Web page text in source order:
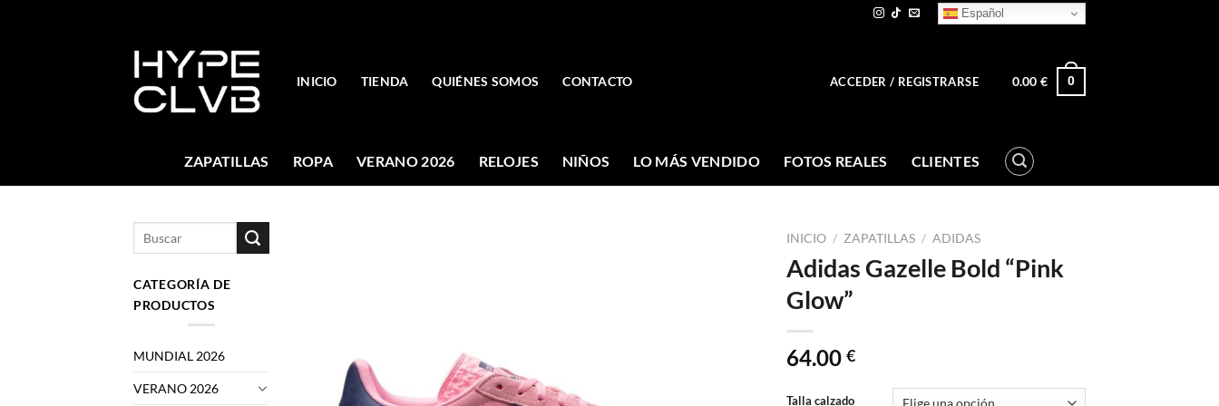
Español
INICIO TIENDA QUIÉNES SOMOS CONTACTO ACCEDER / REGISTRARSE 0.00€ 0
ZAPATILLAS ROPA VERANO 2026 RELOJES NIÑOS LO MÁS VENDIDO FOTOS REALES CLIENTES
CATEGORÍA DE
PRODUCTOS
MUNDIAL 2026
VERANO 2026
INICIO / ZAPATILLAS / ADIDAS
Adidas Gazelle Bold “Pink
Glow”
64.00 €
Talla calzado